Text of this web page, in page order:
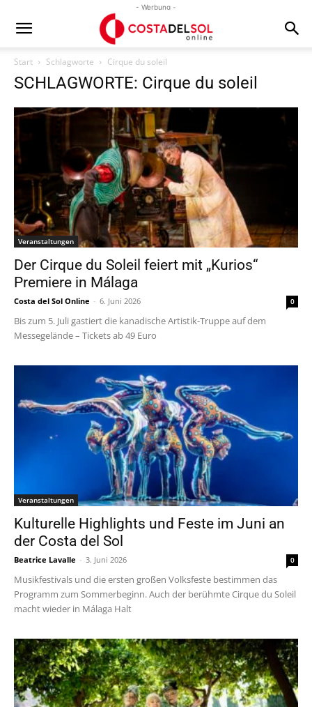
- Werbung -
Start Schlagworte Cirque du soleil
SCHLAGWORTE: Cirque du soleil
Veranstaltungen
Der Cirque du Soleil feiert mit „Kurios“
Premiere in Málaga
Costa del Sol Online - 6. Juni 2026 0
Bis zum 5. Juli gastiert die kanadische Artistik-Truppe auf dem
Messegelände – Tickets ab 49 Euro
Veranstaltungen
Kulturelle Highlights und Feste im Juni an
der Costa del Sol
Beatrice Lavalle - 3. Juni 2026 0
Musikfestivals und die ersten großen Volksfeste bestimmen das
Programm zum Sommerbeginn. Auch der berühmte Cirque du Soleil
macht wieder in Málaga Halt